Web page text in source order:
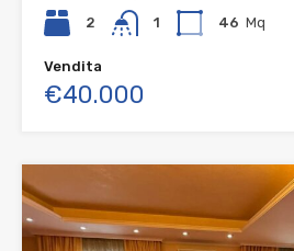
2
1
46 Mq
Vendita
€40.000